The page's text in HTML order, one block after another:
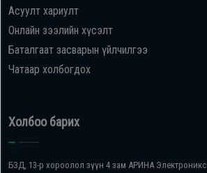
Асуулт хариулт
Онлайн зээлийн хүсэлт
Баталгаат засварын үйлчилгээ
Чатаар холбогдох
Холбоо барих
БЗД, 13-р хороолол зүүн 4 зам АРИНА Электроникс